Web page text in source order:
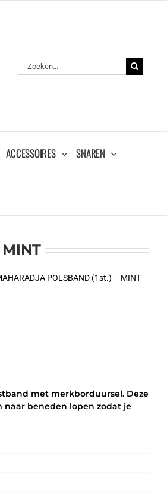
Zoeken
naar:
ACCESSOIRES SNAREN
POLSBAND (1st.) – MINT
met merkborduursel. Deze
beneden lopen zodat je